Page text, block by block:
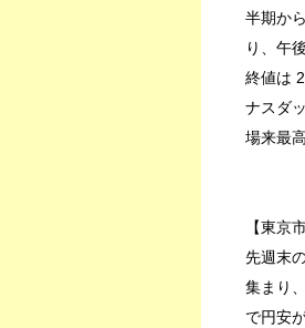
半期か
り、午
終値は
ナスダ
場来最
【東京
先週末
集まり
で円安